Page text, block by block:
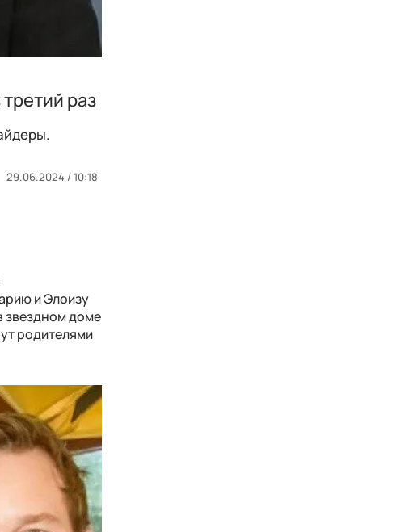
раз
29.06.2024 / 10:18
и Элоизу
звездном доме
родителями